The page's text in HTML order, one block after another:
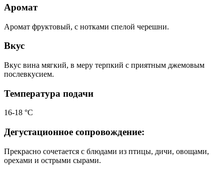
Аромат
Аромат фруктовый, с нотками спелой черешни.
Вкус
Вкус вина мягкий, в меру терпкий с приятным джемовым
послевкусием.
Температура подачи
16-18 °С
Дегустационное сопровождение:
Прекрасно сочетается с блюдами из птицы, дичи, овощами,
орехами и острыми сырами.